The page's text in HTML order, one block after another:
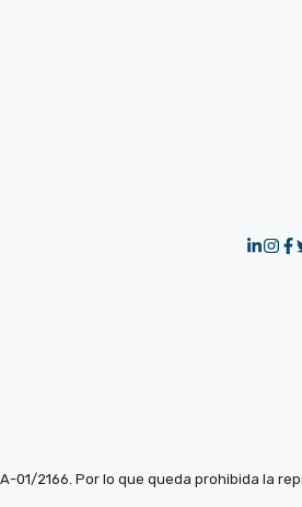
2166. Por lo que queda prohibida la